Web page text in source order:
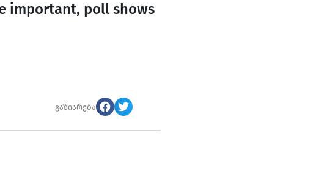
important, poll shows
გაზიარება